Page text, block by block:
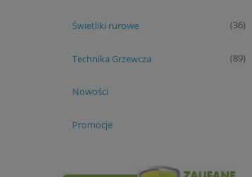
Świetliki rurowe (36)
Technika Grzewcza (89)
Nowości
Promocje